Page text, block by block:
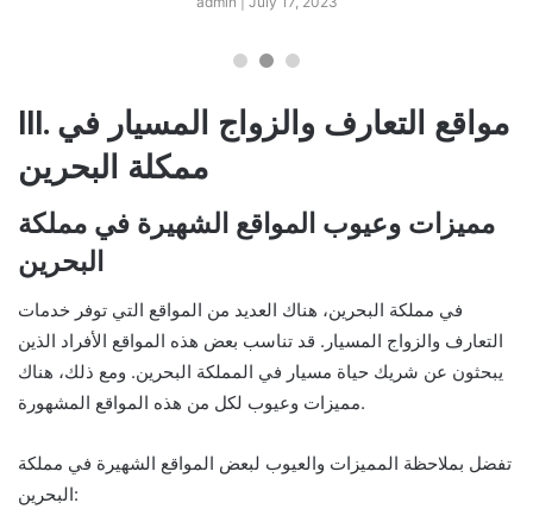
III. مواقع التعارف والزواج المسيار في
ممكلة البحرين
مميزات وعيوب المواقع الشهيرة في مملكة
البحرين
في مملكة البحرين، هناك العديد من المواقع التي توفر خدمات
التعارف والزواج المسيار. قد تناسب بعض هذه المواقع الأفراد الذين
يبحثون عن شريك حياة مسيار في المملكة البحرين. ومع ذلك، هناك
مميزات وعيوب لكل من هذه المواقع المشهورة.
تفضل بملاحظة المميزات والعيوب لبعض المواقع الشهيرة في مملكة
البحرين: